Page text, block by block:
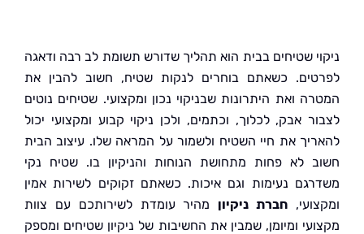
שטיחים בבית הוא תהליך שדורש תשומת לב רבה ודאגה
כשאתם בוחרים לנקות שטיח, חשוב להבין את
ואת היתרונות שבניקוי נכון ומקצועי. שטיחים נוטים
אבק, לכלוך, וכתמים, ולכן ניקוי קבוע ומקצועי יכול
את חיי השטיח ולשמור על המראה שלו. עיצוב הבית
לא פחות מתחושת הנוחות והניקיון בו. שטיח נקי
נעימות וגם איכות. כשאתם זקוקים לשירות אמין
חברת ניקיוןמהיר עומדת לשירותכם עם צוות
ומיומן, שמבין את החשיבות של ניקיון שטיחים ומספק